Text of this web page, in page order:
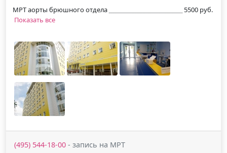
МРТ аорты брюшного отдела
5500 руб.
Показать все
(495) 544-18-00 - запись на МРТ